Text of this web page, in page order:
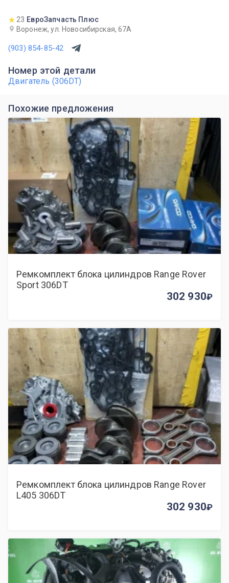
23 ЕвроЗапчасть Плюс
Воронеж, ул. Новосибирская, 67А
(903) 854-85-42
Номер этой детали
Двигатель (306DT)
Похожие предложения
Ремкомплект блока цилиндров Range Rover
Sport 306DT
302 930
Ремкомплект блока цилиндров Range Rover
L405 306DT
302 930